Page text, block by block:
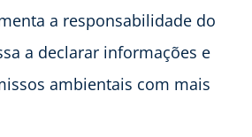
a responsabilidade do
a declarar informações e
ambientais com mais